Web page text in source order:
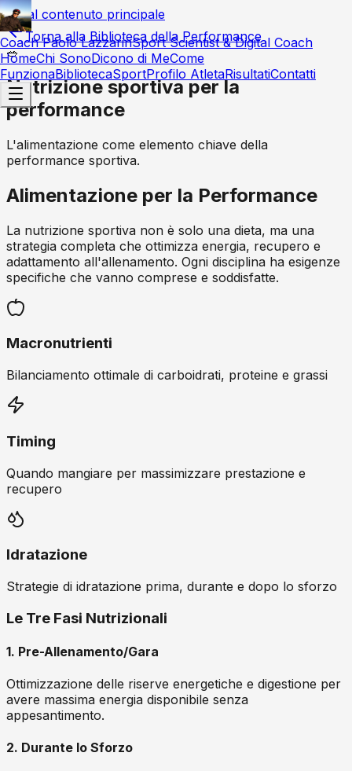
Vai al contenuto principale
Coach Paolo LazzarinSport Scientist & Digital Coach
HomeChi SonoDicono di MeCome
FunzionaBibliotecaSportProfilo AtletaRisultatiContatti
Torna alla Biblioteca della Performance
🥗
Nutrizione sportiva per la
performance
L'alimentazione come elemento chiave della
performance sportiva.
Alimentazione per la Performance
La nutrizione sportiva non è solo una dieta, ma una
strategia completa che ottimizza energia, recupero e
adattamento all'allenamento. Ogni disciplina ha esigenze
specifiche che vanno comprese e soddisfatte.
Macronutrienti
Bilanciamento ottimale di carboidrati, proteine e grassi
Timing
Quando mangiare per massimizzare prestazione e
recupero
Idratazione
Strategie di idratazione prima, durante e dopo lo sforzo
Le Tre Fasi Nutrizionali
1. Pre-Allenamento/Gara
Ottimizzazione delle riserve energetiche e digestione per
avere massima energia disponibile senza
appesantimento.
2. Durante lo Sforzo